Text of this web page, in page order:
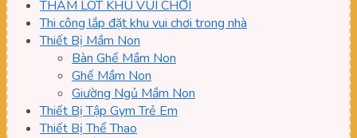
THẢM LÓT KHU VUI CHƠI
Thi công lắp đặt khu vui chơi trong nhà
Thiết Bị Mầm Non
Bàn Ghế Mầm Non
Ghế Mầm Non
Giường Ngủ Mầm Non
Thiết Bị Tập Gym Trẻ Em
Thiết Bị Thể Thao